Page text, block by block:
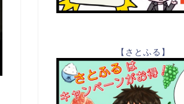
【さとふる】